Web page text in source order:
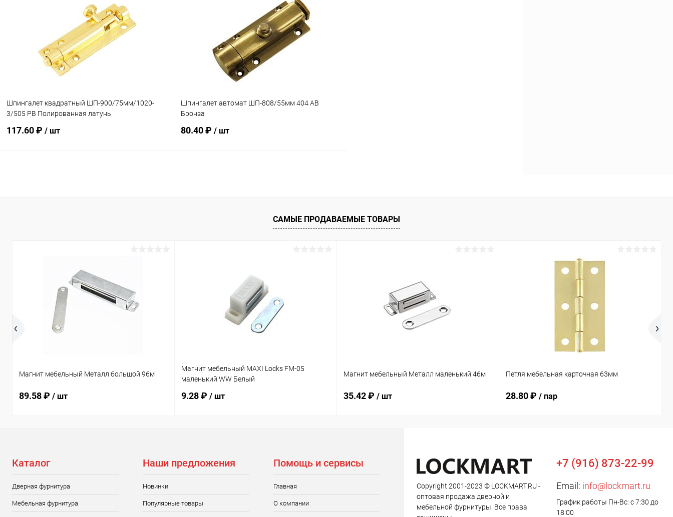
Сравнение
В наличии
Сравнение
В избранное В наличии
Шпингалет квадратный ШП-900/75мм/1020-
3/505 PB Полированная латунь
117.60 ₽ / шт
Купить в 1 клик Сравнение
Шпингалет автомат ШП-808/55мм 404 AB
Бронза
80.40 ₽ / шт
Купить в 1 клик Сравнение
В наличии
САМЫЕ ПРОДАВАЕМЫЕ ТОВАРЫ
Магнит мебельный Металл большой 96м
89.58 ₽ / шт
Магнит мебельный MAXI Locks FM-05
маленький WW Белый
9.28 ₽ / шт
Магнит мебельный Металл маленький 46м
35.42 ₽ / шт
Петля мебельная карточная 63мм
28.80 ₽ / пар
Каталог
Дверная фурнитура
Мебельная фурнитура
Наши предложения
Новинки
Популярные товары
Помощь и сервисы
Главная
О компании
Copyright 2001-2023 © LOCKMART.RU -
оптовая продажа дверной и
мебельной фурнитуры. Все права
+7 (916) 873-22-99
Email: info@lockmart.ru
График работы Пн-Вс: с 7:30 до
18:00